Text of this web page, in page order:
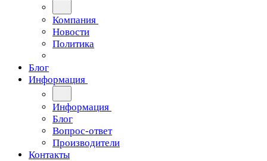
Компания
Новости
Политика
Блог
Информация
Информация
Блог
Вопрос-ответ
Производители
Контакты